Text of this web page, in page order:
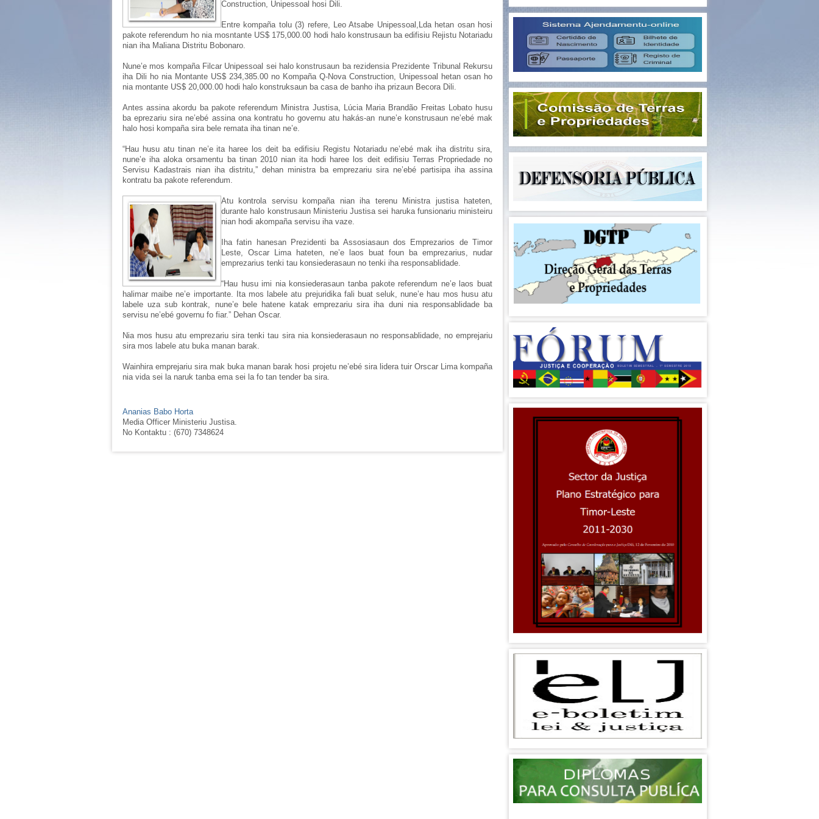
Construction, Unipessoal hosi Dili.
Entre kompaña tolu (3) refere, Leo Atsabe Unipessoal,Lda hetan osan hosi
pakote referendum ho nia mosntante US$ 175,000.00 hodi halo konstrusaun ba edifisiu Rejistu Notariadu
nian iha Maliana Distritu Bobonaro.
Nune’e mos kompaña Filcar Unipessoal sei halo konstrusaun ba rezidensia Prezidente Tribunal Rekursu
iha Dili ho nia Montante US$ 234,385.00 no Kompaña Q-Nova Construction, Unipessoal hetan osan ho
nia montante US$ 20,000.00 hodi halo konstruksaun ba casa de banho iha prizaun Becora Dili.
Antes assina akordu ba pakote referendum Ministra Justisa, Lúcia Maria Brandão Freitas Lobato husu
ba eprezariu sira ne’ebé assina ona kontratu ho governu atu hakás-an nune’e konstrusaun ne’ebé mak
halo hosi kompaña sira bele remata iha tinan ne’e.
“Hau husu atu tinan ne’e ita haree los deit ba edifisiu Registu Notariadu ne’ebé mak iha distritu sira,
nune’e iha aloka orsamentu ba tinan 2010 nian ita hodi haree los deit edifisiu Terras Propriedade no
Servisu Kadastrais nian iha distritu,” dehan ministra ba emprezariu sira ne’ebé partisipa iha assina
kontratu ba pakote referendum.
Atu kontrola servisu kompaña nian iha terenu Ministra justisa hateten,
durante halo konstrusaun Ministeriu Justisa sei haruka funsionariu ministeiru
nian hodi akompaña servisu iha vaze.
Iha fatin hanesan Prezidenti ba Assosiasaun dos Emprezarios de Timor
Leste, Oscar Lima hateten, ne’e laos buat foun ba emprezarius, nudar
emprezarius tenki tau konsiederasaun no tenki iha responsablidade.
“Hau husu imi nia konsiederasaun tanba pakote referendum ne’e laos buat
halimar maibe ne’e importante. Ita mos labele atu prejuridika fali buat seluk, nune’e hau mos husu atu
labele uza sub kontrak, nune’e bele hatene katak emprezariu sira iha duni nia responsablidade ba
servisu ne’ebé governu fo fiar.” Dehan Oscar.
Nia mos husu atu emprezariu sira tenki tau sira nia konsiederasaun no responsablidade, no emprejariu
sira mos labele atu buka manan barak.
Wainhira emprejariu sira mak buka manan barak hosi projetu ne’ebé sira lidera tuir Orscar Lima kompaña
nia vida sei la naruk tanba ema sei la fo tan tender ba sira.
Ananias Babo Horta
Media Officer Ministeriu Justisa.
No Kontaktu : (670) 7348624